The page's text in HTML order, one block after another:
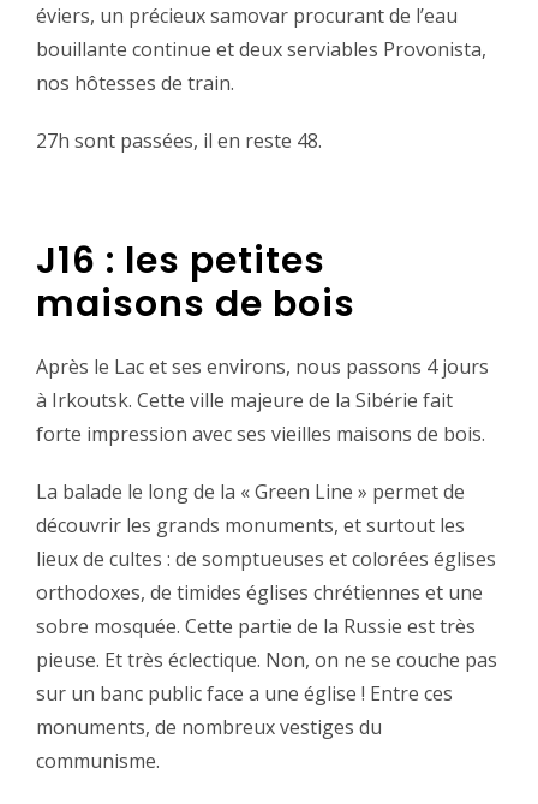
éviers, un précieux samovar procurant de l’eau
bouillante continue et deux serviables Provonista,
nos hôtesses de train.‬
‪27h sont passées, il en reste 48.‬
J16 : les petites
maisons de bois‬‪
‪Après le Lac et ses environs, nous passons 4 jours
à Irkoutsk. Cette ville majeure de la Sibérie fait
forte impression avec ses vieilles maisons de bois.‬
‪La balade le long de la « Green Line » permet de
découvrir les grands monuments, et surtout les
lieux de cultes : de somptueuses et colorées églises
orthodoxes, de timides églises chrétiennes et une
sobre mosquée. Cette partie de la Russie est très
pieuse. Et très éclectique. Non, on ne se couche pas
sur un banc public face a une église ! Entre ces
monuments, de nombreux vestiges du
communisme.‬